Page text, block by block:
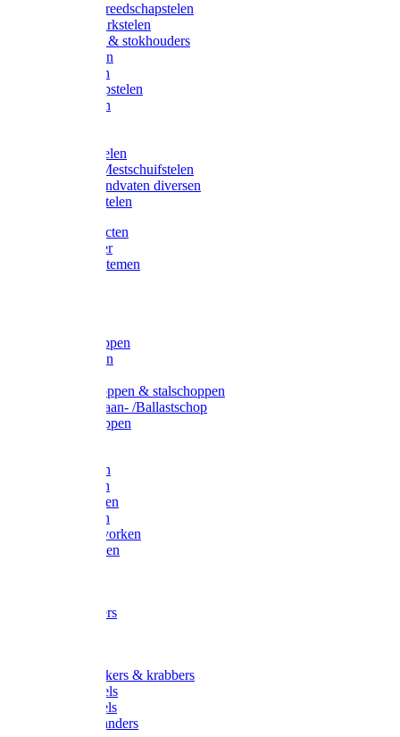
Overige gereedschapstelen
Bezem-/Harkstelen
Handvaten & stokhouders
Hamerstelen
Spadestelen
Graanschopstelen
Schopstelen
Gardena stelen
Sneeuw- /Mestschuifstelen
Stelen / Handvaten diversen
Telescoopstelen
Tuin producten
Fruitplukker
Ophangsystemen
Betonschoppen
Schepbatsen
Ballastschoppen & stalschoppen
Slijtsrip Graan- /Ballastschop
Graanschoppen
Hooivorken
Mestvorken
Bietenvorken
Maisvorken
Aardappelvorken
Vijgenvorken
Tuinkrabbers
Onkruidstekers & krabbers
Hartschoffels
Ruitschoffels
Onkruidbranders